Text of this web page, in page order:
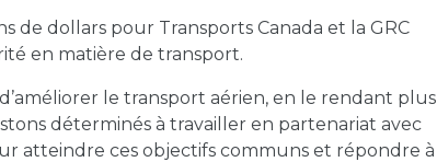
de dollars pour Transports Canada et la GRC
en matière de transport.
le transport aérien, en le rendant plus
déterminés à travailler en partenariat avec
atteindre ces objectifs communs et répondre à